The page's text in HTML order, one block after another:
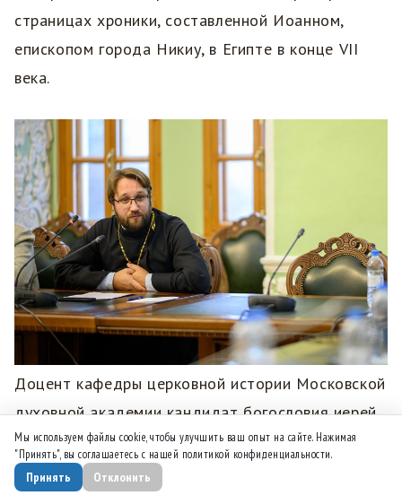
страницах хроники, составленной Иоанном,
епископом города Никиу, в Египте в конце VII
века.
Доцент кафедры церковной истории Московской
духовной академии кандидат богословия иерей
Иоанн Кечкин в докладе «К вопросу о
канонизации северо-африканских святых
неразделенной Церкви» проанализировал вопрос
Мы используем файлы cookie, чтобы улучшить ваш опыт на сайте. Нажимая
"Принять", вы соглашаетесь с нашей политикой конфиденциальности.
Принять Отклонить